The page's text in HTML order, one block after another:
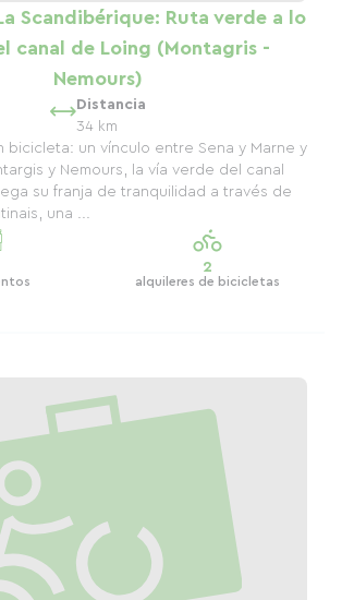
Scandibérique: Ruta verde a lo
canal de Loing (Montagris -
Nemours)
Distancia
34 km
bicicleta: un vínculo entre Sena y Marne y
y Nemours, la vía verde del canal
su franja de tranquilidad a través de
una ...
2
alquileres de bicicletas